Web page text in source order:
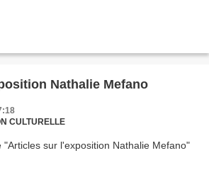
Nathalie Mefano
CULTURELLE